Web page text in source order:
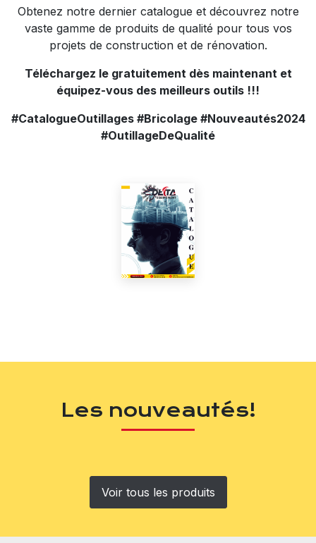
Obtenez notre dernier catalogue et découvrez notre
vaste gamme de produits de qualité pour tous vos
projets de construction et de rénovation.
Téléchargez le gratuitement dès maintenant et
équipez-vous des meilleurs outils !!!
#CatalogueOutillages #Bricolage #Nouveautés2024
#OutillageDeQualité
Les nouveautés!
Voir tous les produits